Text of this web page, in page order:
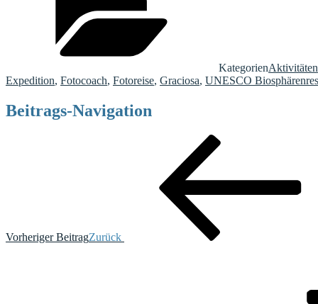
KategorienAktivitäten
Expedition, Fotocoach, Fotoreise, Graciosa, UNESCO
Beitrags-Navigation
Vorheriger BeitragZurück